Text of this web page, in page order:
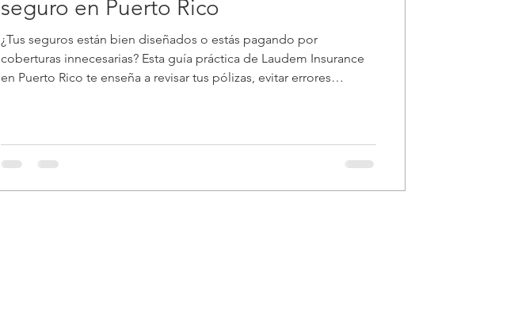
seguro en Puerto Rico
¿Tus seguros están bien diseñados o estás pagando por
coberturas innecesarias? Esta guía práctica de Laudem Insurance
en Puerto Rico te enseña a revisar tus pólizas, evitar errores